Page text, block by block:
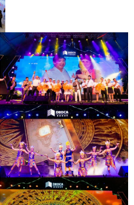
HỘI THI TIẾNG HÁT NGƯỜI LAO ĐỘNG
ĐÈO CẢ